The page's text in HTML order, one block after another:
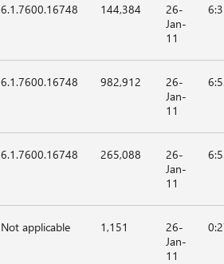
6.1.7600.16748 144,384
26-
Jan-
11
6.1.7600.16748 982,912
26-
Jan-
11
6.1.7600.16748 265,088
26-
Jan-
11
Not applicable 1,151
26-
Jan-
11